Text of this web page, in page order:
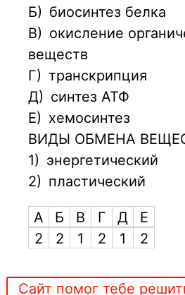
Б) биосинтез белка
В) окисление
веществ
Г) транскрипция
Д) синтез АТФ
Е) хемосинтез
ВИДЫ ОБМЕНА
1) энергетический
2) пластический
А Б В Г Д
Е
2
2 1 2 1 2
Сайт помог тебе